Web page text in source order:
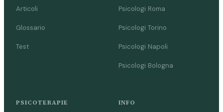
Articoli
Glossario
Test
Psicologi Roma
Psicologi Torino
Psicologi Napoli
Psicologi Bologna
PSICOTERAPIE INFO